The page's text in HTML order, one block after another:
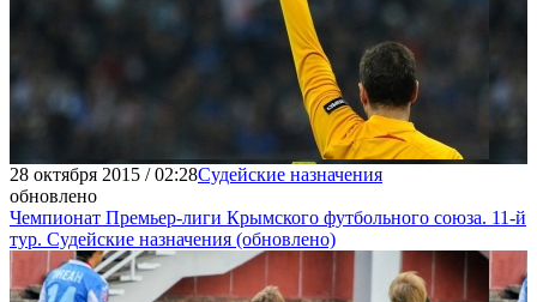
28 октября 2015 / 02:28Судейские назначения
обновлено
Чемпионат Премьер-лиги Крымского футбольного союза. 11-й
тур. Судейские назначения (обновлено)